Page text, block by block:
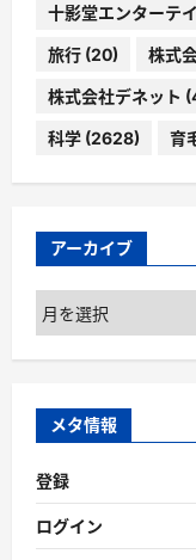
十影堂エンターテ
旅行 (20) 株式
株式会社デネット
科学 (2628) 育
アーカイブ
ア
ー
カ
ブ
メタ情報
登録
ログイン